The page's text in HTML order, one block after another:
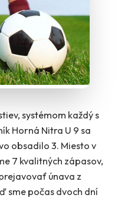
systémom každý s
Horná Nitra U 9 sa
obsadilo 3. Miesto v
7 kvalitných zápasov,
únava z
sme počas dvoch dní